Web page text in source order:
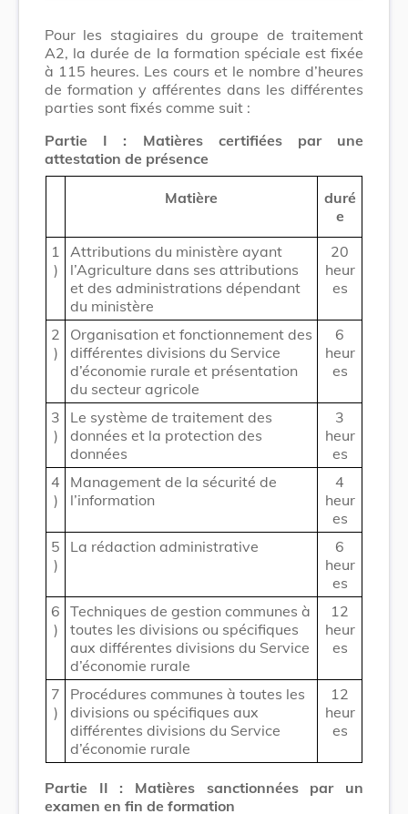
Pour les stagiaires du groupe de traitement
A2, la durée de la formation spéciale est fixée
à 115 heures. Les cours et le nombre d’heures
de formation y afférentes dans les différentes
parties sont fixés comme suit :
Partie I : Matières certifiées par une
attestation de présence
Matière
duré
e
1
)
Attributions du ministère ayant
l’Agriculture dans ses attributions
et des administrations dépendant
du ministère
20
heur
es
2
)
Organisation et fonctionnement des
différentes divisions du Service
d’économie rurale et présentation
du secteur agricole
6
heur
es
3
)
Le système de traitement des
données et la protection des
données
3
heur
es
4
)
Management de la sécurité de
l’information
4
heur
es
5
)
La rédaction administrative
6
heur
es
6
)
Techniques de gestion communes à
toutes les divisions ou spécifiques
aux différentes divisions du Service
d’économie rurale
12
heur
es
7
)
Procédures communes à toutes les
divisions ou spécifiques aux
différentes divisions du Service
d’économie rurale
12
heur
es
Partie II : Matières sanctionnées par un
examen en fin de formation